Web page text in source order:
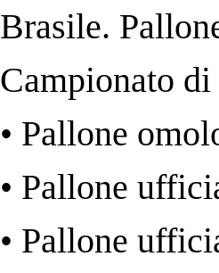
Brasile.
Campionato
• Pallone
• Pallone
• Pallone